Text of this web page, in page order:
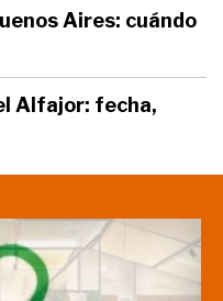
Aires: cuándo
Alfajor: fecha,